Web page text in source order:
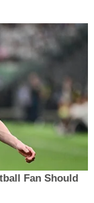
Fan Should